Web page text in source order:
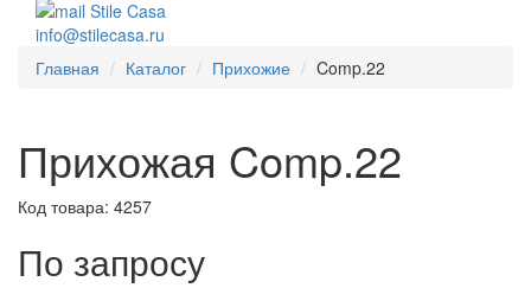
info@stilecasa.ru
Главная
Каталог Прихожие Comp.22
Прихожая Comp.22
Код товара: 4257
По запросу